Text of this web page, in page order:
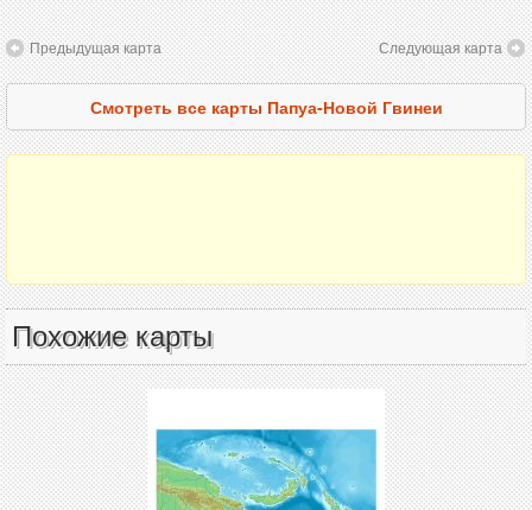
Предыдущая карта Следующая карта
Смотреть все карты Папуа-Новой Гвинеи
Похожие карты